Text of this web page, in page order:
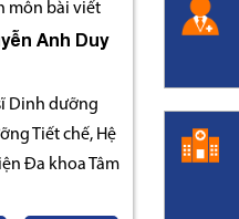
môn bài viết
Anh Duy
Dinh dưỡng
Tiết chế, Hệ
Đa khoa Tâm